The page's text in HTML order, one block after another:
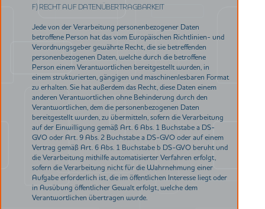
F) RECHT AUF DATENÜBERTRAGBARKEIT
Jede von der Verarbeitung personenbezogener Daten
betroffene Person hat das vom Europäischen Richtlinien- und
Verordnungsgeber gewährte Recht, die sie betreffenden
personenbezogenen Daten, welche durch die betroffene
Person einem Verantwortlichen bereitgestellt wurden, in
einem strukturierten, gängigen und maschinenlesbaren Format
zu erhalten. Sie hat außerdem das Recht, diese Daten einem
anderen Verantwortlichen ohne Behinderung durch den
Verantwortlichen, dem die personenbezogenen Daten
bereitgestellt wurden, zu übermitteln, sofern die Verarbeitung
auf der Einwilligung gemäß Art. 6 Abs. 1 Buchstabe a DS-
GVO oder Art. 9 Abs. 2 Buchstabe a DS-GVO oder auf einem
Vertrag gemäß Art. 6 Abs. 1 Buchstabe b DS-GVO beruht und
die Verarbeitung mithilfe automatisierter Verfahren erfolgt,
sofern die Verarbeitung nicht für die Wahrnehmung einer
Aufgabe erforderlich ist, die im öffentlichen Interesse liegt oder
in Ausübung öffentlicher Gewalt erfolgt, welche dem
Verantwortlichen übertragen wurde.